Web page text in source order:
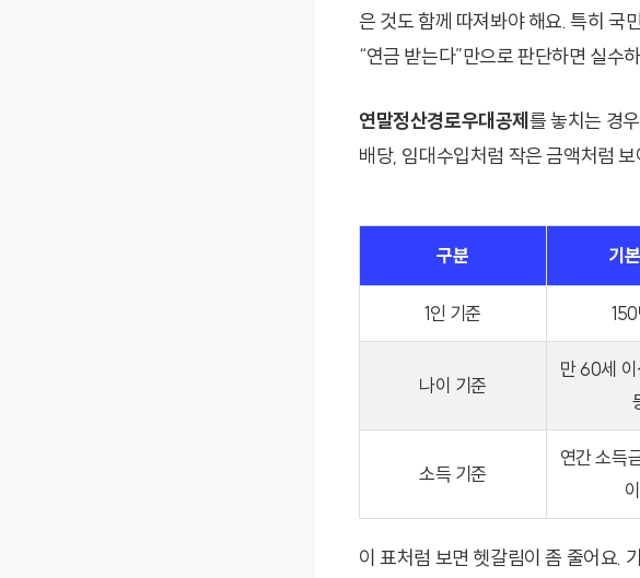
은 것도 함께 따져봐야 해요. 특히 국
“연금 받는다”만으로 판단하면 실수
연말정산경로우대공제 를 놓치는 경
배당, 임대수입처럼 작은 금액처럼
구분 기
1인 기준
나이 기준
만 60세
소득 기준
연간 소득
이 표처럼 보면 헷갈림이 좀 줄어요.